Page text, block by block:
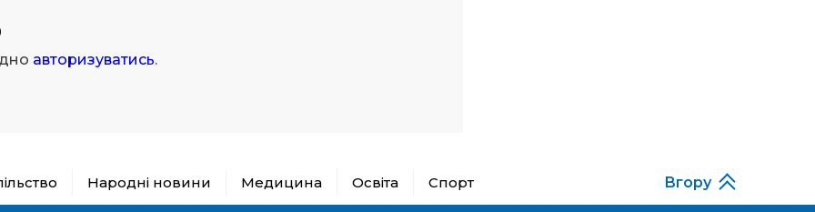
авторизуватись.
людина року – 2026»
Народні новини Медицина Освіта Спорт Вгору